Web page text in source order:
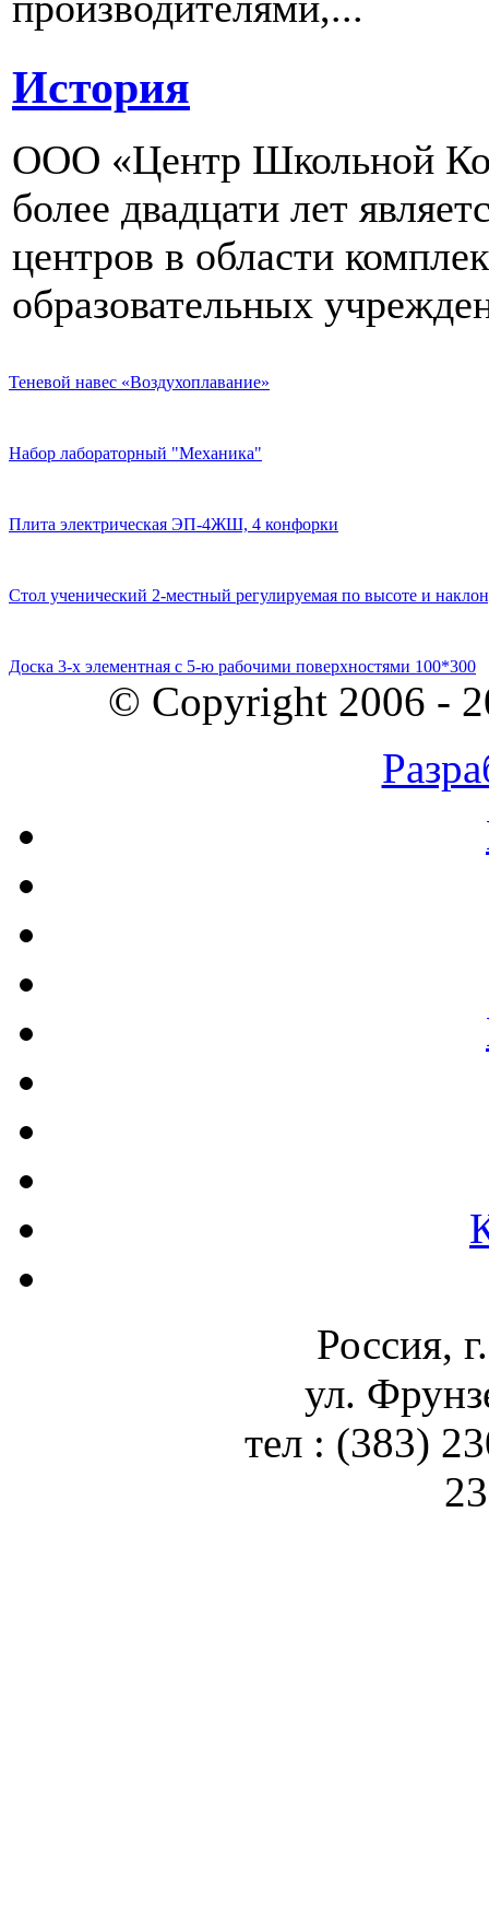
История
ООО «Центр Школьной
более двадцати лет
центров в области
образовательных
Теневой навес «Воздухоплавание»
Набор лабораторный "Механика"
Плита электрическая ЭП-4ЖШ, 4 конфорки
Стол ученический 2-местный регулируемая по высоте и
Доска 3-х элементная с 5-ю рабочими поверхностями 100*300
© Copyright 2006 -
Россия,
ул.
тел : (383)